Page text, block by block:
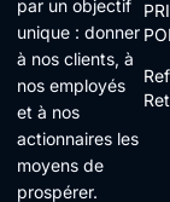
par un objectif
unique : donner
à nos clients, à
nos employés
et à nos
actionnaires les
moyens de
prospérer.